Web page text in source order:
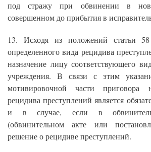
под стражу при обвинении в
совершенном до прибытия в
13. Исходя из положений статьи
определенного вида рецидива
назначение лицу соответствующего
учреждения. В связи с этим
мотивировочной части
рецидива преступлений является
и в случае, если в
(обвинительном акте или
решение о рецидиве преступлений.